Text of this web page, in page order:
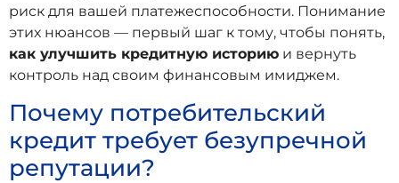
риск для вашей платежеспособности. Понимание
этих нюансов — первый шаг к тому, чтобы понять,
как улучшить кредитную историю и вернуть
контроль над своим финансовым имиджем.
Почему потребительский
кредит требует безупречной
репутации?